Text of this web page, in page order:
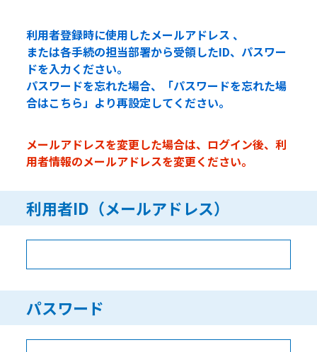
利用者登録時に使用したメールアドレス 、
または各手続の担当部署から受領したID、パスワー
ドを入力ください。
パスワードを忘れた場合、「パスワードを忘れた場
合はこちら」より再設定してください。
メールアドレスを変更した場合は、ログイン後、利
用者情報のメールアドレスを変更ください。
利用者ID（メールアドレス）
パスワード